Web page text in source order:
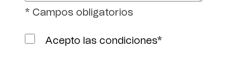
* Campos obligatorios
Acepto las condiciones*